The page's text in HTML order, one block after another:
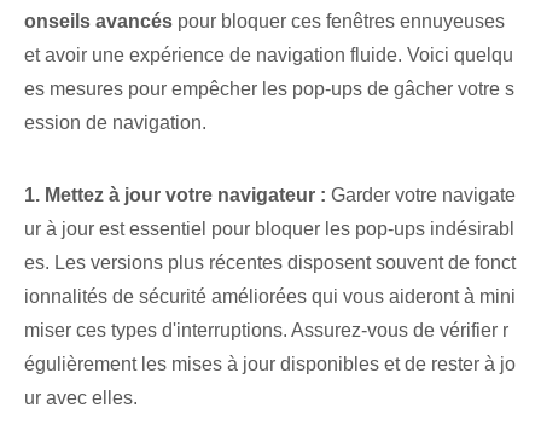
onseils avancés pour bloquer ces fenêtres ennuyeuses
et avoir une expérience de navigation fluide. Voici quelqu
es mesures pour empêcher les pop-ups de gâcher votre s
ession de navigation.
1. Mettez à jour votre navigateur : Garder votre navigate
ur à jour est essentiel pour bloquer les pop-ups indésirabl
es. Les versions plus récentes disposent souvent de fonct
ionnalités de sécurité améliorées qui vous aideront à mini
miser ces types d'interruptions. Assurez-vous de vérifier r
égulièrement les mises à jour disponibles et de rester à jo
ur avec elles.